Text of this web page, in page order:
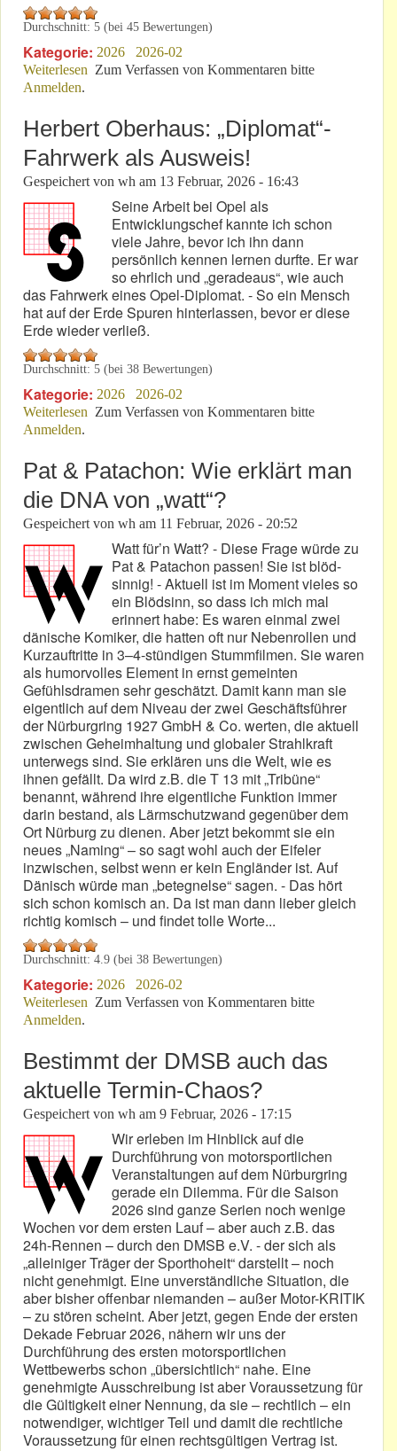
Durchschnitt: 5 (bei 45 Bewertungen)
Kategorie: 2026
2026-02
Weiterlesen über Ein Kunstkritiker beschreibt einen
Zum Verfassen von Kommentaren bitte
Anmelden.
Herbert Oberhaus: „Diplomat“-
Fahrwerk als Ausweis!
Gespeichert von wh am 13 Februar, 2026 - 16:43
Seine Arbeit bei Opel als
Entwicklungschef kannte ich schon
viele Jahre, bevor ich ihn dann
persönlich kennen lernen durfte. Er war
so ehrlich und „geradeaus“, wie auch
das Fahrwerk eines Opel-Diplomat. - So ein Mensch
hat auf der Erde Spuren hinterlassen, bevor er diese
Erde wieder verließ.
Durchschnitt: 5 (bei 38 Bewertungen)
Kategorie: 2026
2026-02
Weiterlesen über Herbert Oberhaus: „Diplomat“-Fahrwerk als
Zum Verfassen von Kommentaren bitte
Anmelden.
Pat & Patachon: Wie erklärt man
die DNA von „watt“?
Gespeichert von wh am 11 Februar, 2026 - 20:52
Watt für’n Watt? - Diese Frage würde zu
Pat & Patachon passen! Sie ist blöd-
sinnig! - Aktuell ist im Moment vieles so
ein Blödsinn, so dass ich mich mal
erinnert habe: Es waren einmal zwei
dänische Komiker, die hatten oft nur Nebenrollen und
Kurzauftritte in 3–4-stündigen Stummfilmen. Sie waren
als humorvolles Element in ernst gemeinten
Gefühlsdramen sehr geschätzt. Damit kann man sie
eigentlich auf dem Niveau der zwei Geschäftsführer
der Nürburgring 1927 GmbH & Co. werten, die aktuell
zwischen Geheimhaltung und globaler Strahlkraft
unterwegs sind. Sie erklären uns die Welt, wie es
ihnen gefällt. Da wird z.B. die T 13 mit „Tribüne“
benannt, während ihre eigentliche Funktion immer
darin bestand, als Lärmschutzwand gegenüber dem
Ort Nürburg zu dienen. Aber jetzt bekommt sie ein
neues „Naming“ – so sagt wohl auch der Eifeler
inzwischen, selbst wenn er kein Engländer ist. Auf
Dänisch würde man „betegnelse“ sagen. - Das hört
sich schon komisch an. Da ist man dann lieber gleich
richtig komisch – und findet tolle Worte...
Durchschnitt: 4.9 (bei 38 Bewertungen)
Kategorie: 2026
2026-02
Weiterlesen über Pat & Patachon: Wie erklärt man die DNA von
Zum Verfassen von Kommentaren bitte
Anmelden.
Bestimmt der DMSB auch das
aktuelle Termin-Chaos?
Gespeichert von wh am 9 Februar, 2026 - 17:15
Wir erleben im Hinblick auf die
Durchführung von motorsportlichen
Veranstaltungen auf dem Nürburgring
gerade ein Dilemma. Für die Saison
2026 sind ganze Serien noch wenige
Wochen vor dem ersten Lauf – aber auch z.B. das
24h-Rennen – durch den DMSB e.V. - der sich als
„alleiniger Träger der Sporthoheit“ darstellt – noch
nicht genehmigt. Eine unverständliche Situation, die
aber bisher offenbar niemanden – außer Motor-KRITIK
– zu stören scheint. Aber jetzt, gegen Ende der ersten
Dekade Februar 2026, nähern wir uns der
Durchführung des ersten motorsportlichen
Wettbewerbs schon „übersichtlich“ nahe. Eine
genehmigte Ausschreibung ist aber Voraussetzung für
die Gültigkeit einer Nennung, da sie – rechtlich – ein
notwendiger, wichtiger Teil und damit die rechtliche
Voraussetzung für einen rechtsgültigen Vertrag ist.